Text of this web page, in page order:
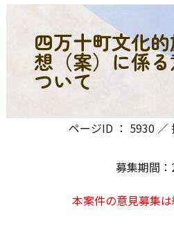
四万十町文化
想（案）に係
ついて
ページID ： 5930 ／
募集期間
本案件の意見募集